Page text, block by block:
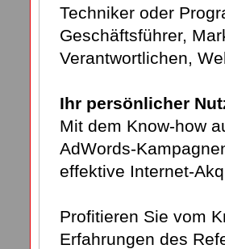
Techniker oder
Geschäftsführer,
Verantwortlichen,
Ihr persönlicher
Mit dem Know-how
AdWords-
effektive Internet-
Profitieren Sie vom
Erfahrungen des